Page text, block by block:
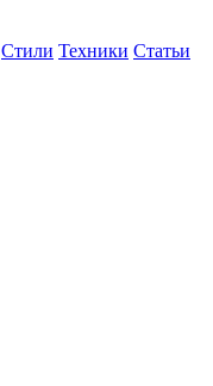
Стили Техники Статьи